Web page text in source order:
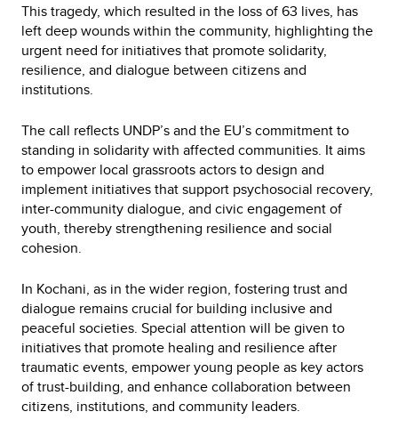
This tragedy, which resulted in the loss of 63 lives, has
left deep wounds within the community, highlighting the
urgent need for initiatives that promote solidarity,
resilience, and dialogue between citizens and
institutions.
The call reflects UNDP’s and the EU’s commitment to
standing in solidarity with affected communities. It aims
to empower local grassroots actors to design and
implement initiatives that support psychosocial recovery,
inter-community dialogue, and civic engagement of
youth, thereby strengthening resilience and social
cohesion.
In Kochani, as in the wider region, fostering trust and
dialogue remains crucial for building inclusive and
peaceful societies. Special attention will be given to
initiatives that promote healing and resilience after
traumatic events, empower young people as key actors
of trust-building, and enhance collaboration between
citizens, institutions, and community leaders.